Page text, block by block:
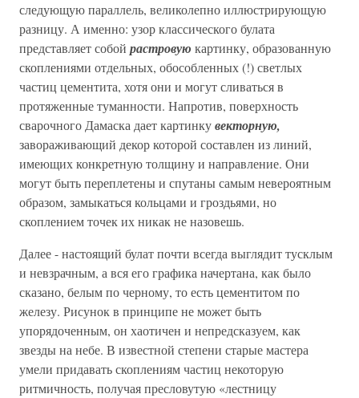
следующую параллель, великолепно иллюстрирующую
разницу. А именно: узор классического булата
представляет собой растровую картинку, образованную
скоплениями отдельных, обособленных (!) светлых
частиц цементита, хотя они и могут сливаться в
протяженные туманности. Напротив, поверхность
сварочного Дамаска дает картинкувекторную,
завораживающий декор которой составлен из линий,
имеющих конкретную толщину и направление. Они
могут быть переплетены и спутаны самым невероятным
образом, замыкаться кольцами и гроздьями, но
скоплением точек их никак не назовешь.
Далее - настоящий булат почти всегда выглядит тусклым
и невзрачным, а вся его графика начертана, как было
сказано, белым по черному, то есть цементитом по
железу. Рисунок в принципе не может быть
упорядоченным, он хаотичен и непредсказуем, как
звезды на небе. В известной степени старые мастера
умели придавать скоплениям частиц некоторую
ритмичность, получая пресловутую «лестницу